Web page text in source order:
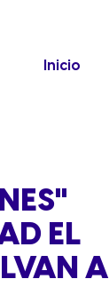
Inicio
EL
A